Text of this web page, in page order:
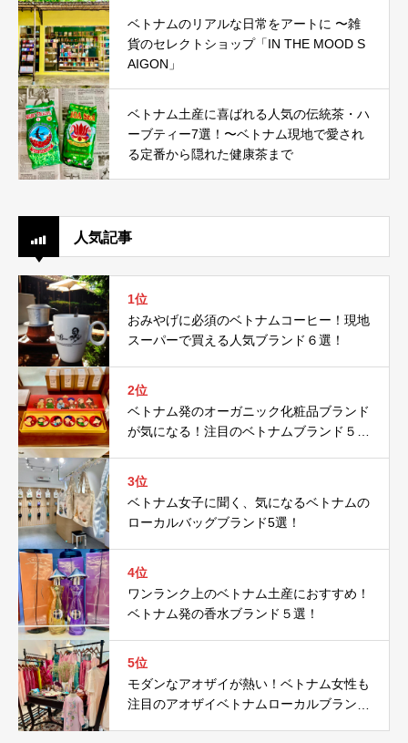
ベトナムのリアルな日常をアートに 〜雑
貨のセレクトショップ「IN THE MOOD S
AIGON」
ベトナム土産に喜ばれる人気の伝統茶・ハ
ーブティー7選！〜ベトナム現地で愛され
る定番から隠れた健康茶まで
人気記事
1位
おみやげに必須のベトナムコーヒー！現地
スーパーで買える人気ブランド６選！
2位
ベトナム発のオーガニック化粧品ブランド
が気になる！注目のベトナムブランド５
3位
ベトナム女子に聞く、気になるベトナムの
ローカルバッグブランド5選！
4位
ワンランク上のベトナム土産におすすめ！
ベトナム発の香水ブランド５選！
5位
モダンなアオザイが熱い！ベトナム女性も
注目のアオザイベトナムローカルブランド